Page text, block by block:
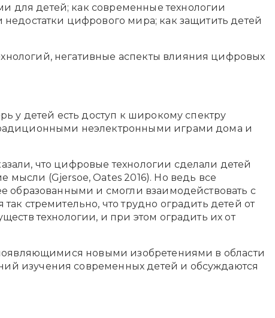
для детей; как современные технологии
цифрового мира; как защитить детей
негативные аспекты влияния цифровых
у детей есть доступ к широкому спектру
неэлектронными играми дома и
что цифровые технологии сделали детей
(Gjersoe, Oates 2016). Но ведь все
образованными и смогли взаимодействовать с
стремительно, что трудно оградить детей от
технологии, и при этом оградить их от
новыми изобретениями в области
изучения современных детей и обсуждаются